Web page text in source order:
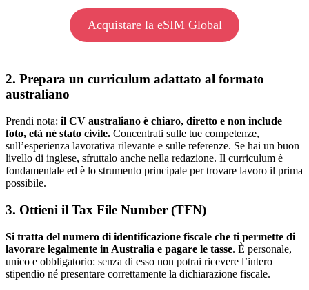
Acquistare la eSIM Global
2. Prepara un curriculum adattato al formato
australiano
Prendi nota: il CV australiano è chiaro, diretto e non include
foto, età né stato civile. Concentrati sulle tue competenze,
sull’esperienza lavorativa rilevante e sulle referenze. Se hai un buon
livello di inglese, sfruttalo anche nella redazione. Il curriculum è
fondamentale ed è lo strumento principale per trovare lavoro il prima
possibile.
3. Ottieni il Tax File Number (TFN)
Si tratta del numero di identificazione fiscale che ti permette di
lavorare legalmente in Australia e pagare le tasse. È personale,
unico e obbligatorio: senza di esso non potrai ricevere l’intero
stipendio né presentare correttamente la dichiarazione fiscale.